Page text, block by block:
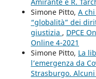
Amirante e R.
Simone Pitto, A
“globalità” dei
giustizia , DPCE
Online 4-2021
Simone Pitto, La
l’emergenza da
Strasburgo.